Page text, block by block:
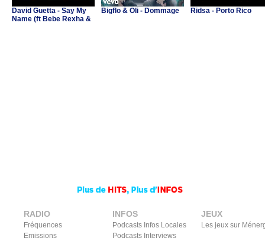
David Guetta - Say My
Name (ft Bebe Rexha &
Bigflo & Oli - Dommage Ridsa - Porto Rico
RADIO
Fréquences
Emissions
INFOS
Podcasts Infos Locales
Podcasts Interviews
JEUX
Les jeux sur